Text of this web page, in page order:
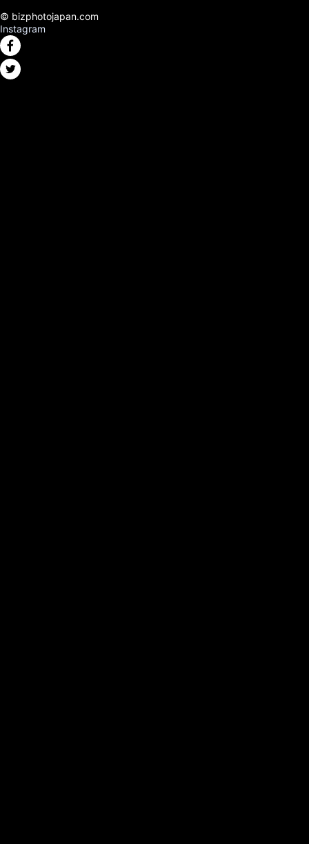
© bizphotojapan.com
Instagram